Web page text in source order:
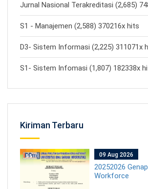
Jurnal Nasional Terakreditasi (2,685)
S1 - Manajemen (2,588) 370216x hits
D3- Sistem Informasi (2,225) 311071x
S1- Sistem Infomasi (1,807) 182338x
Kiriman Terbaru
09 Aug 2026
20252026
Workforce